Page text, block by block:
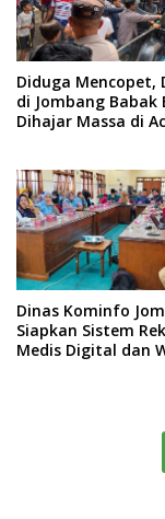
Diduga Mencopet,
di Jombang Babak
Dihajar Massa di
Dinas Kominfo
Siapkan Sistem
Medis Digital dan